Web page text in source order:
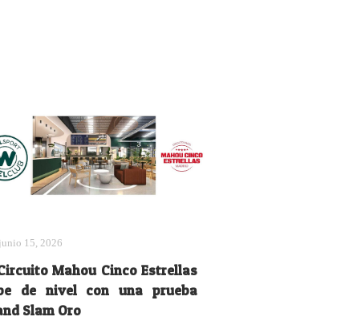
junio 15, 2026
Mahou Cinco Estrellas
de nivel con una prueba
Slam Oro